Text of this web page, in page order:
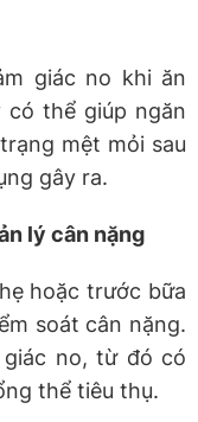
giác no khi ăn
có thể giúp ngăn
mệt mỏi sau
gây ra.
lý cân nặng
hoặc trước bữa
soát cân nặng.
no, từ đó có
thể tiêu thụ.